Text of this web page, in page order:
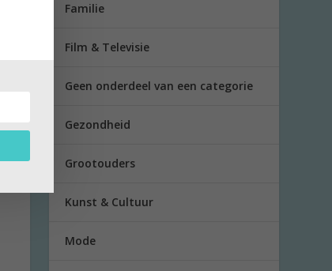
Familie
Film & Televisie
Geen onderdeel van een categorie
Gezondheid
Grootouders
Kunst & Cultuur
Mode